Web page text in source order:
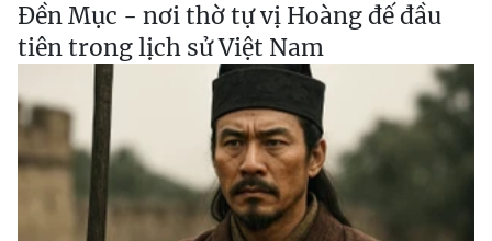
Đền Mục - nơi thờ tự vị Hoàng đế đầu
tiên trong lịch sử Việt Nam